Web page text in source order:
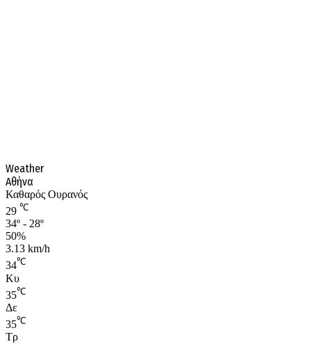
Weather
Αθήνα
Καθαρός Ουρανός
29 ℃
34º - 28º
50%
3.13 km/h
34℃
Κυ
35℃
Δε
35℃
Τρ